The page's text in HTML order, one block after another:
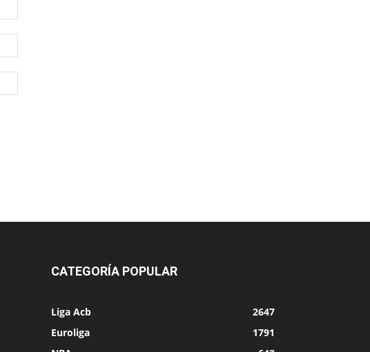
CATEGORÍA POPULAR
Liga Acb
2647
Euroliga
1791